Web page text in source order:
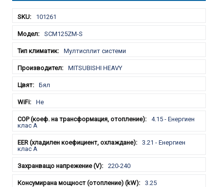
101261
SCM125ZM-S
Мултисплит системи
MITSUBISHI HEAVY
Бял
Не
4.15 - Енергиен
клас А
3.21 - Енергиен
клас A
220-240
3.25